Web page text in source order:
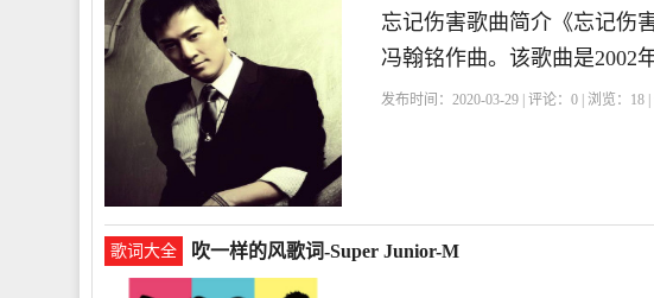
忘记伤害歌曲简介《忘记伤
冯翰铭作曲。该歌曲是2002
发布时间：2020-03-29 | 评论：0 | 浏览： 18
歌词大全 吹一样的风歌词-Super Junior-M